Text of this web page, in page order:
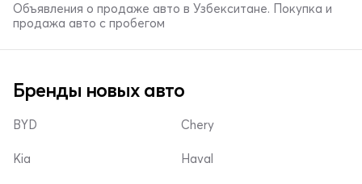
Объявления о продаже авто в Узбекситане. Покупка и
продажа авто с пробегом
Бренды новых авто
BYD
Kia
Chery
Haval